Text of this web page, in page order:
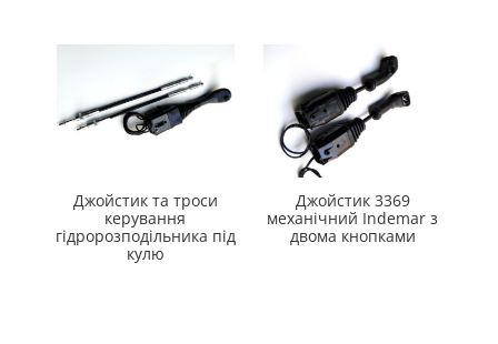
Джойстик та троси
керування
гідророзподільника під
кулю
Джойстик 3369
механічний Indemar з
двома кнопками